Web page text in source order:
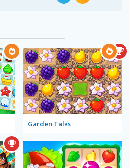
Garden Tales